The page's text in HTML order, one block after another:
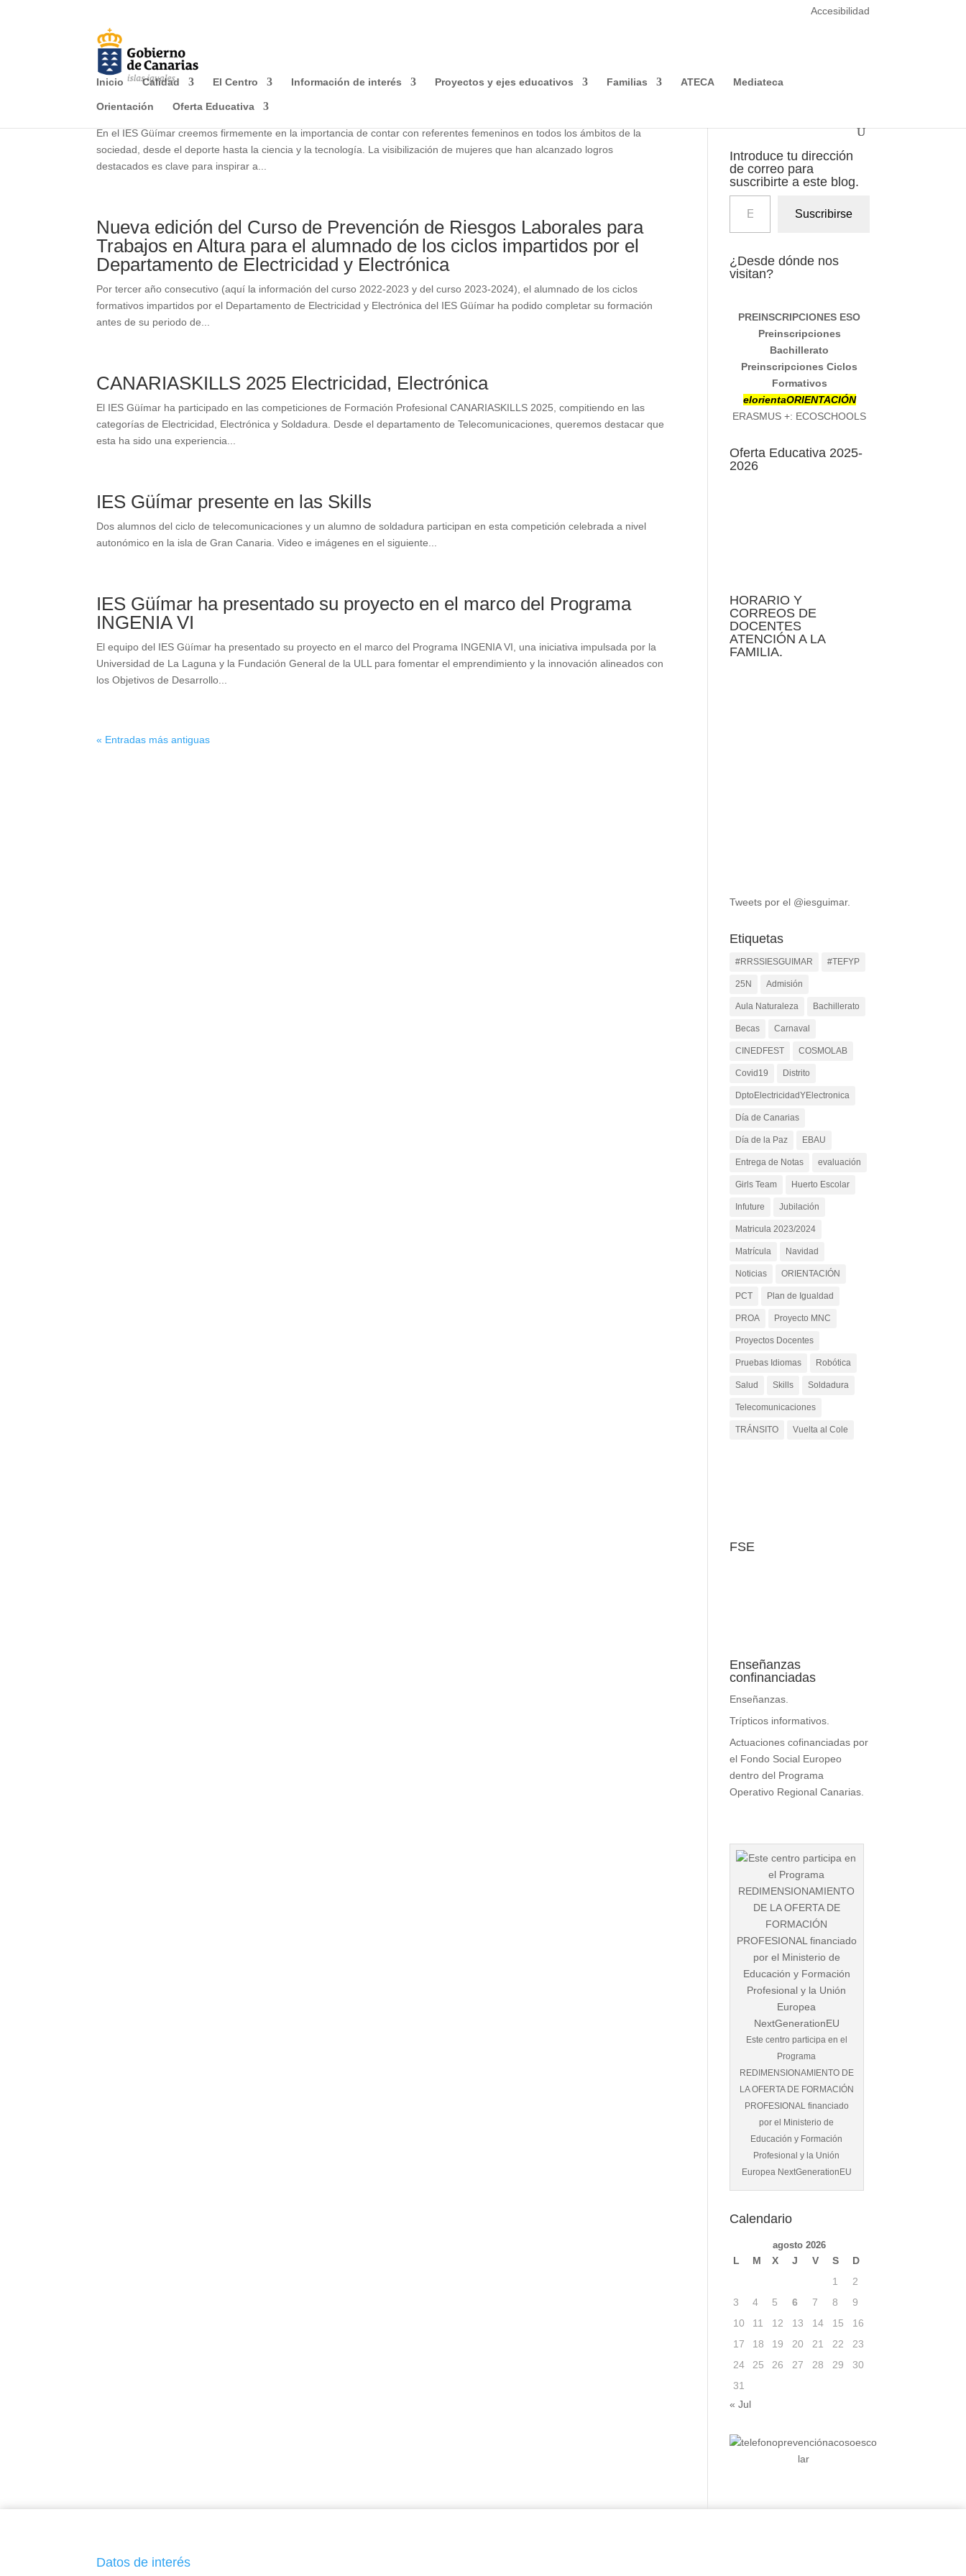
información de carácter personal. Usted puede permitir su uso o rechazarlo, también puede cambiar su configuración siempre que lo desee. Dispone de más
información en nuestraPolítica de cookies.
Accesibilidad
Inicio Calidad El Centro Información de interés Proyectos y ejes educativos Familias ATECA Mediateca
Orientación Oferta Educativa
Referentes femeninos: Inspirando a las nuevas generaciones
En el IES Güímar creemos firmemente en la importancia de contar con referentes femeninos en todos los ámbitos de la
sociedad, desde el deporte hasta la ciencia y la tecnología. La visibilización de mujeres que han alcanzado logros
destacados es clave para inspirar a...
Nueva edición del Curso de Prevención de Riesgos Laborales para
Trabajos en Altura para el alumnado de los ciclos impartidos por el
Departamento de Electricidad y Electrónica
Por tercer año consecutivo (aquí la información del curso 2022-2023 y del curso 2023-2024), el alumnado de los ciclos
formativos impartidos por el Departamento de Electricidad y Electrónica del IES Güímar ha podido completar su formación
antes de su periodo de...
CANARIASKILLS 2025 Electricidad, Electrónica
El IES Güímar ha participado en las competiciones de Formación Profesional CANARIASKILLS 2025, compitiendo en las
categorías de Electricidad, Electrónica y Soldadura. Desde el departamento de Telecomunicaciones, queremos destacar que
esta ha sido una experiencia...
IES Güímar presente en las Skills
Dos alumnos del ciclo de telecomunicaciones y un alumno de soldadura participan en esta competición celebrada a nivel
autonómico en la isla de Gran Canaria. Video e imágenes en el siguiente...
IES Güímar ha presentado su proyecto en el marco del Programa
INGENIA VI
El equipo del IES Güímar ha presentado su proyecto en el marco del Programa INGENIA VI, una iniciativa impulsada por la
Universidad de La Laguna y la Fundación General de la ULL para fomentar el emprendimiento y la innovación alineados con
los Objetivos de Desarrollo...
« Entradas más antiguas
Introduce tu dirección
de correo para
suscribirte a este blog.
Escribe tu correo electrónico…
Suscribirse
¿Desde dónde nos
visitan?
PREINSCRIPCIONES ESO
Preinscripciones
Bachillerato
Preinscripciones Ciclos
Formativos
elorientaORIENTACIÓN
ERASMUS +: ECOSCHOOLS
Oferta Educativa 2025-
2026
HORARIO Y
CORREOS DE
DOCENTES
ATENCIÓN A LA
FAMILIA.
Tweets por el @iesguimar.
Etiquetas
#RRSSIESGUIMAR #TEFYP
25N Admisión
Aula Naturaleza Bachillerato
Becas Carnaval
CINEDFEST COSMOLAB
Covid19 Distrito
DptoElectricidadYElectronica
Día de Canarias
Día de la Paz EBAU
Entrega de Notas evaluación
Girls Team Huerto Escolar
Infuture Jubilación
Matricula 2023/2024
Matrícula Navidad
Noticias ORIENTACIÓN
PCT Plan de Igualdad
PROA Proyecto MNC
Proyectos Docentes
Pruebas Idiomas Robótica
Salud Skills Soldadura
Telecomunicaciones
TRÁNSITO Vuelta al Cole
FSE
Enseñanzas
confinanciadas
Enseñanzas.
Trípticos informativos
Actuaciones cofinanciadas por
el Fondo Social Europeo
dentro del Programa
Operativo Regional Canarias.
Este centro participa en el
Programa
REDIMENSIONAMIENTO DE
LA OFERTA DE FORMACIÓN
PROFESIONAL financiado
por el Ministerio de
Educación y Formación
Profesional y la Unión
Europea NextGenerationEU
Calendario
agosto 2026
L M X J V S
D
1
2
3
4 5 6 7 8
9
10
11 12 13 14 15
16
17
18 19 20 21 22
23
24
25 26 27 28 29
30
31
« Jul
Datos de interés